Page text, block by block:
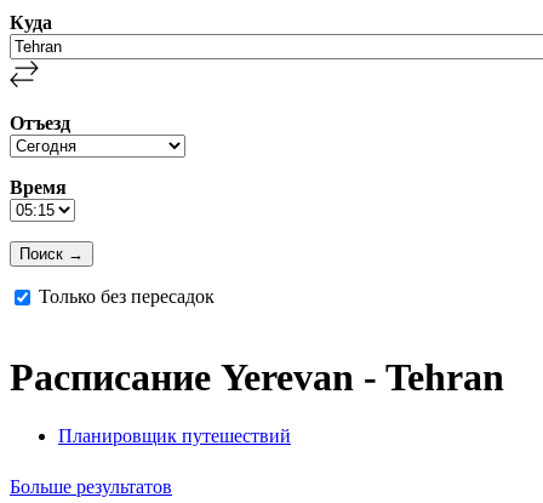
Куда
Отъезд
Время
Только без пересадок
Расписание Yerevan - Tehran
Планировщик путешествий
Больше результатов